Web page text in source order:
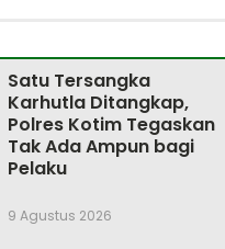
Satu Tersangka
Karhutla Ditangkap,
Polres Kotim Tegaskan
Tak Ada Ampun bagi
Pelaku
9 Agustus 2026